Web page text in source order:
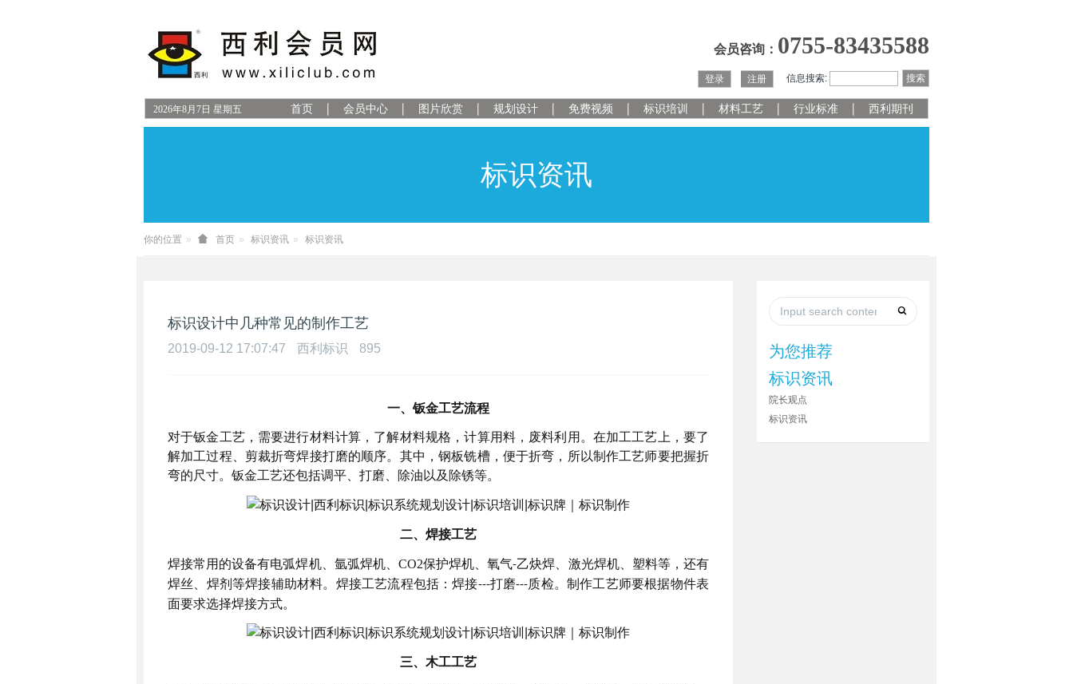
会员咨询： 0755-83435588
信息搜索: 搜索
登录 注册
2026年8月 7 日 星期五 首页 会员中心 图片欣赏 规划设计 免费视频 标识培训 材料工艺 行业标准 西利期刊
标识资讯
你的位置 首页 标识资讯 标识资讯
标识设计中几种常见的制作工艺
2019-09-12 17:07:47 西利标识 895
一、 钣金工艺流程
对于钣金工艺，需要进行材料计算，了解材料规格，计算用料，废料利用。在加工工艺上，要了
解加工过程、剪裁折弯焊接打磨的顺序。其中，钢板铣槽，便于折弯，所以制作工艺师要把握折
弯的尺寸。钣金工艺还包括调平、打磨、除油以及除锈等。
二、 焊接工艺
焊接常用的设备有电弧焊机、氩弧焊机、 CO2保护焊机、氧气-乙炔焊、激光焊机、塑料等，还有
焊丝、焊剂等焊接辅助材料。焊接工艺流程包括：焊接---打磨---质检。制作工艺师要根据物件表
面要求选择焊接方式。
三、 木工工艺
为您推荐
标识资讯
院长观点
标识资讯